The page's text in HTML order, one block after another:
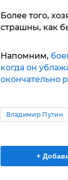
Более того,
страшны, как
Напомним,
когда он
окончательно
Владимир Путин
+